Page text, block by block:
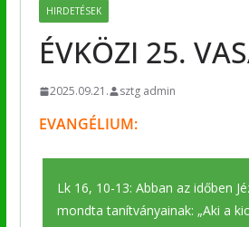
HIRDETÉSEK
ÉVKÖZI 25.
2025.09.21. sztg admin
EVANGÉLIUM:
Lk 16, 10-13: Abban az időben
mondta tanítványainak: „Aki a